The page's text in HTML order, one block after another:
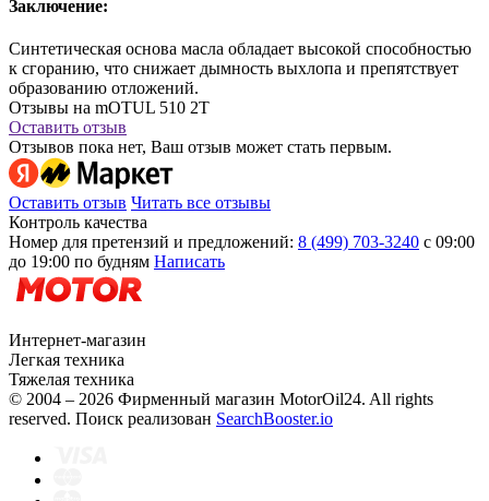
Заключение:
Синтетическая основа масла обладает высокой способностью
к сгоранию, что снижает дымность выхлопа и препятствует
образованию отложений.
Отзывы на mOTUL 510 2T
Оставить отзыв
Отзывов пока нет, Ваш отзыв может стать первым.
Оставить отзыв Читать все отзывы
Контроль качества
Номер для претензий и предложений: 8 (499) 703-3240 с 09:00
до 19:00 по будням Написать
Интернет-магазин
Легкая техника
Тяжелая техника
© 2004 – 2026 Фирменный магазин MotorOil24. All rights
reserved. Поиск реализован SearchBooster.io